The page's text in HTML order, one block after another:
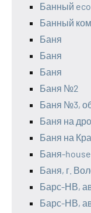
Банный
Банный
Баня
Баня
Баня
Баня №2
Баня №3,
Баня на
Баня на
Баня-
Баня, г.
Барс-НВ,
Барс-НВ,